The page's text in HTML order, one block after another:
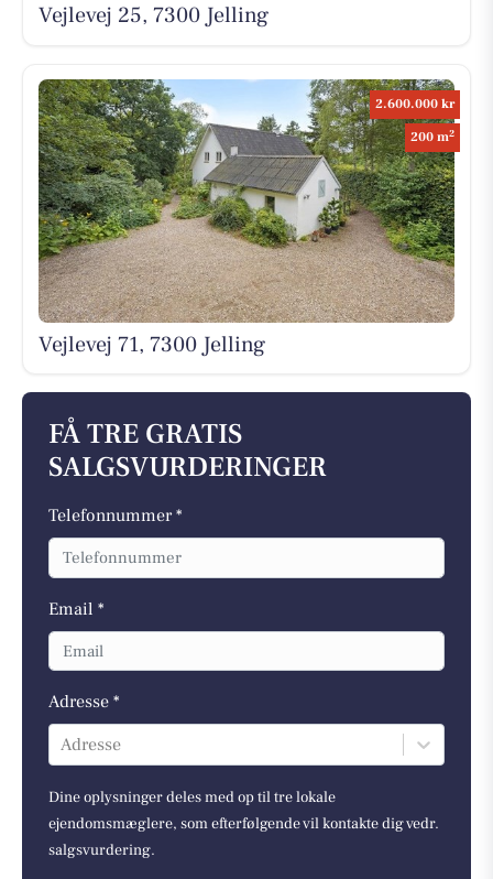
Vejlevej 25, 7300 Jelling
2.600.000 kr
200 m2
Vejlevej 71, 7300 Jelling
FÅ TRE GRATIS
SALGSVURDERINGER
Telefonnummer *
Email *
Adresse *
Adresse
Dine oplysninger deles med op til tre lokale
ejendomsmæglere, som efterfølgende vil kontakte dig vedr.
salgsvurdering.